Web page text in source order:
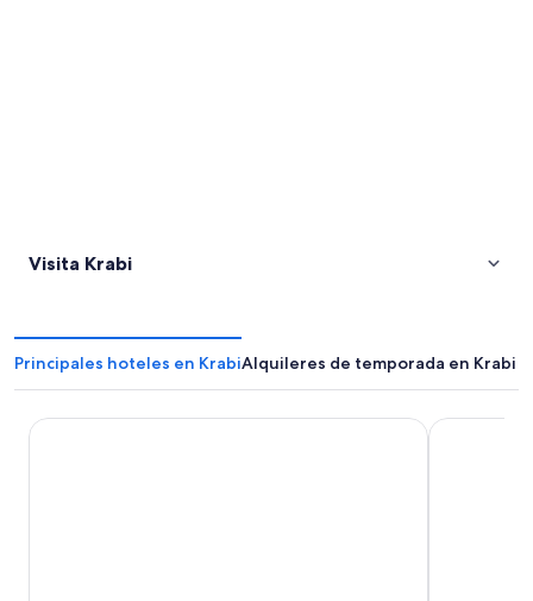
Visita Krabi
Principales hoteles en KrabiAlquileres de temporada en Krabi
Avani Ao Nang Cliff Krabi Resort BlueSotel